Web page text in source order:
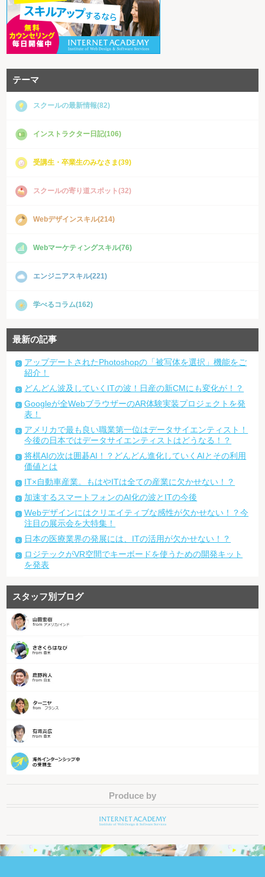
テーマ
スクールの最新情報(82)
インストラクター日記(106)
受講生・卒業生のみなさま(39)
スクールの寄り道スポット(32)
Webデザインスキル(214)
Webマーケティングスキル(76)
エンジニアスキル(221)
学べるコラム(162)
最新の記事
アップデートされたPhotoshopの「被写体を選択」機能をご
紹介！
どんどん波及していくITの波！日産の新CMにも変化が！？
Googleが全WebブラウザーのAR体験実装プロジェクトを発
表！
アメリカで最も良い職業第一位はデータサイエンティスト！
今後の日本ではデータサイエンティストはどうなる！？
将棋AIの次は囲碁AI！？どんどん進化していくAIとその利用
価値とは
IT×自動車産業。もはやITは全ての産業に欠かせない！？
加速するスマートフォンのAI化の波とITの今後
Webデザインにはクリエイティブな感性が欠かせない！？今
注目の展示会を大特集！
日本の医療業界の発展には、ITの活用が欠かせない！？
ロジテックがVR空間でキーボードを使うための開発キット
を発表
スタッフ別ブログ
Produce by